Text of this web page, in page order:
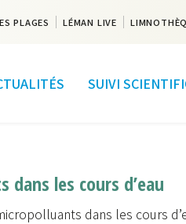
PLAGES LÉMAN LIVE
SUIVI
dans les cours d’eau
dans les cours